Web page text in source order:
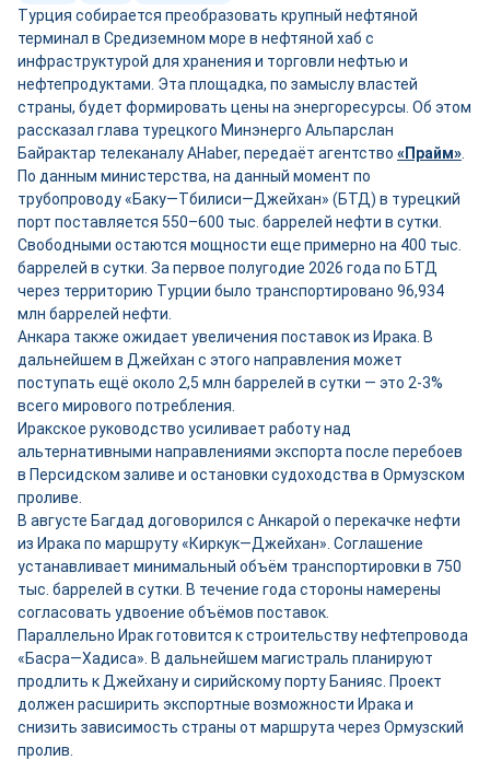
Турция собирается преобразовать крупный нефтяной
терминал в Средиземном море в нефтяной хаб с
инфраструктурой для хранения и торговли нефтью и
нефтепродуктами. Эта площадка, по замыслу властей
страны, будет формировать цены на энергоресурсы. Об этом
рассказал глава турецкого Минэнерго Альпарслан
Байрактар телеканалу AHaber, передаёт агентство «Прайм»
По данным министерства, на данный момент по
трубопроводу «Баку—Тбилиси—Джейхан» (БТД) в турецкий
порт поставляется 550–600 тыс. баррелей нефти в сутки.
Свободными остаются мощности ещепримерно на 400 тыс.
баррелей в сутки. За первое полугодие 2026 года по БТД
через территорию Турции было транспортировано 96,934
млн баррелей нефти.
Анкара также ожидает увеличения поставок из Ирака. В
дальнейшем в Джейхан с этого направления может
поступать ещё около 2,5 млн баррелей в сутки — это 2-3%
всего мирового потребления.
Иракское руководство усиливает работу над
альтернативными направлениями экспорта после перебоев
в Персидском заливе и остановки судоходства в Ормузском
проливе.
В августе Багдад договорился с Анкарой о перекачке нефти
из Ирака по маршруту «Киркук—Джейхан». Соглашение
устанавливает минимальный объём транспортировки в 750
тыс. баррелей в сутки. В течение года стороны намерены
согласовать удвоение объёмов поставок.
Параллельно Ирак готовится к строительству нефтепровода
«Басра—Хадиса». В дальнейшем магистраль планируют
продлить к Джейхану и сирийскому порту Банияс. Проект
должен расширить экспортные возможности Ирака и
снизить зависимость страны от маршрута через Ормузский
пролив.